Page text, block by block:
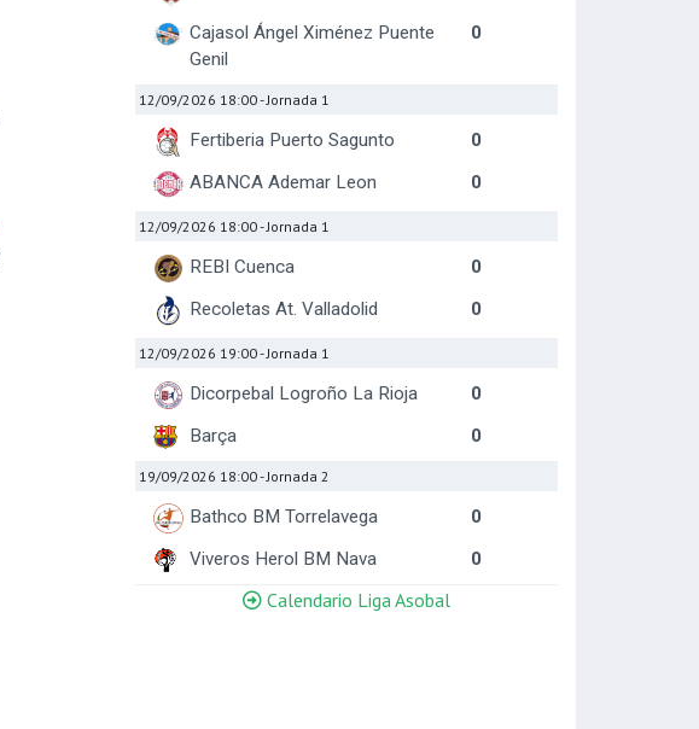
Cajasol Ángel Ximénez Puente
Genil
0
12/09/2026 18:00- Jornada 1
Fertiberia Puerto Sagunto
0
ABANCA Ademar Leon
0
12/09/2026 18:00- Jornada 1
REBI Cuenca
0
Recoletas At. Valladolid
0
12/09/2026 19:00- Jornada 1
Dicorpebal Logroño La Rioja
0
Barça
0
19/09/2026 18:00- Jornada 2
Bathco BM Torrelavega
0
Viveros Herol BM Nava
0
Calendario Liga Asobal